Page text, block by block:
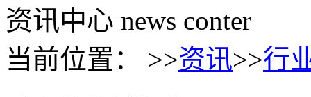
资讯中心 news conter
当前位置： >>资讯>>行